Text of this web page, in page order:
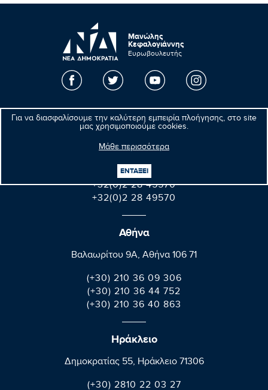
Για να διασφαλίσουμε την καλύτερη εμπειρία πλοήγησης, στο site
μας χρησιμοποιούμε cookies.
Μάθε περισσότερα
ΕΝΤΑΞΕΙ
Μανώλης
Κεφαλογιάννης
Ευρωβουλευτής
Βρυξέλλες
Parlement européen Bât. Altiero Spinelli
08E165 60, rue Wiertz / Wiertzstraat 60
B-1047 Bruxelles/Brussel
+32(0)2 28 45570
+32(0)2 28 49570
Αθήνα
Βαλαωρίτου 9A, Aθήνα 106 71
(+30) 210 36 09 306
(+30) 210 36 44 752
(+30) 210 36 40 863
Ηράκλειο
Δημοκρατίας 55, Ηράκλειο 71306
(+30) 2810 22 03 27